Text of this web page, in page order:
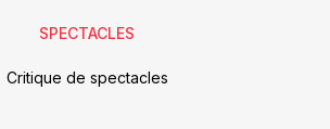
SPECTACLES
Critique de spectacles